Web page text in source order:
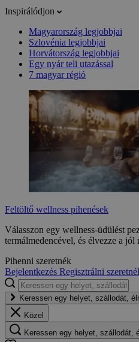
Inspirálódjon
Magyarország legjobbjai
Szlovénia legjobbjai
Horvátország legjobbjai
Egy nyár teli utazással
7 magyar régió
Feltöltő wellness pihenések
Válasszon egy wellness-üdülést
termálmedencével, és élvezze a jól
Pihenni szeretnék
Bejelentkezés Regisztrálni
Keressen egy helyet, szállodát,
Közel
Keressen egy helyet, szállodát,